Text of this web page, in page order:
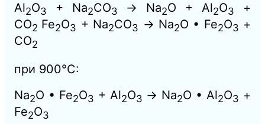
Al2O3 + Na2CO3 → Na2O + Аl2O3
+
СO2 Fe2O3 + Na2CO3 → Na2O • Fe2O3 +
CO2
при 900°С:
Na2O • Fe2O3 + Al2O3 → Na2O • Al2O3 +
Fe2O3